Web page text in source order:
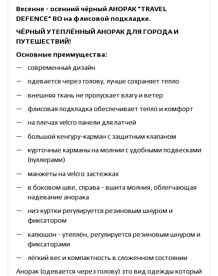
Весенне - осенний чёрный АНОРАК "TRAVEL
DEFENCE" ВО на флисовой подкладке.
ЧЁРНЫЙ УТЕПЛЁННЫЙ АНОРАК ДЛЯ ГОРОДА И
ПУТЕШЕСТВИЙ!
Основные преимущества:
современный дизайн
одевается через голову, лучше сохраняет тепло
внешняя ткань не пропускает влагу и ветер
флисовая подкладка обеспечивает тепло и комфорт
на плечах velcro панели для патчей
большой кенгуру-карман с защитным клапаном
курточные карманы на молнии с удобными подвесками
(пуллерами)
манжеты на velcro застежках
в боковом шве, справа - вшита молния, облегчающая
надевание анорака
низ куртки регулируется резиновым шнуром и
фиксатором
капюшон - утеплён, регулируется резиновым шнуром и
фиксаторами
лёгкий вес и компактность в сложенном состоянии
Анорак (одевается через голову) это вид одежды который